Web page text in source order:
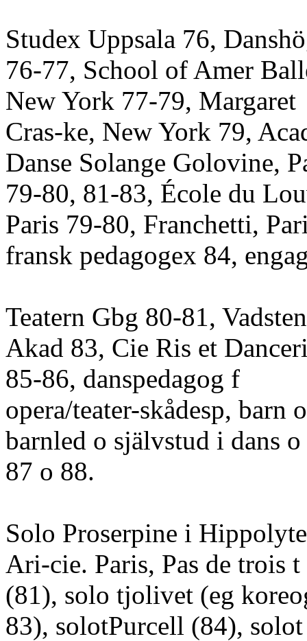
Studex Uppsala 76,
76-77, School of Amer
New York 77-79, Margaret
Cras-ke, New York 79,
Danse Solange Golovine,
79-80, 81-83, École du
Paris 79-80, Franchetti,
fransk pedagogex 84,
Teatern Gbg 80-81,
Akad 83, Cie Ris et
85-86, danspedagog f
opera/teater-skådesp, barn
barnled o självstud i dans
87 o 88.
Solo Proserpine i
Ari-cie. Paris, Pas de trois
(81), solo tjolivet (eg
83), solotPurcell (84), solot